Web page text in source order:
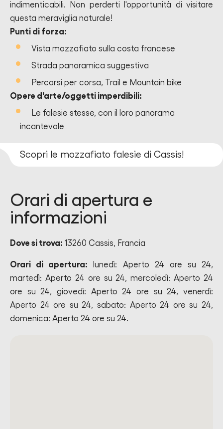
indimenticabili. Non perderti l'opportunità di visitare
questa meraviglia naturale!
Punti di forza:
Vista mozzafiato sulla costa francese
Strada panoramica suggestiva
Percorsi per corsa, Trail e Mountain bike
Opere d'arte/oggetti imperdibili:
Le falesie stesse, con il loro panorama
incantevole
Scopri le mozzafiato falesie di Cassis!
Orari di apertura e
informazioni
Dove si trova: 13260 Cassis, Francia
Orari di apertura: lunedì: Aperto 24 ore su 24,
martedì: Aperto 24 ore su 24, mercoledì: Aperto 24
ore su 24, giovedì: Aperto 24 ore su 24, venerdì:
Aperto 24 ore su 24, sabato: Aperto 24 ore su 24,
domenica: Aperto 24 ore su 24.